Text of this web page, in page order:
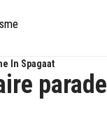
In Spagaat
parade